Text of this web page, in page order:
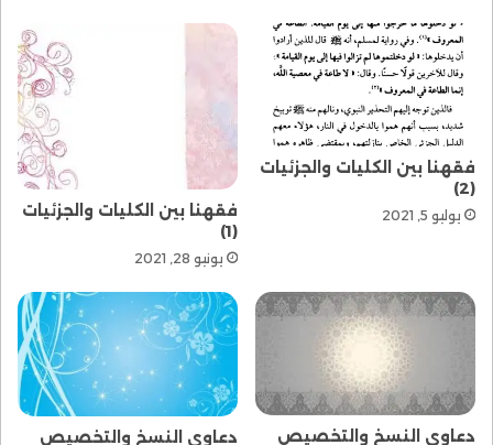
فقهنا بين الكليات والجزئيات
(2)
يوليو 5, 2021
فقهنا بين الكليات والجزئيات
(1)
يونيو 28, 2021
دعاوى النسخ والتخصيص دعاوى النسخ والتخصيص